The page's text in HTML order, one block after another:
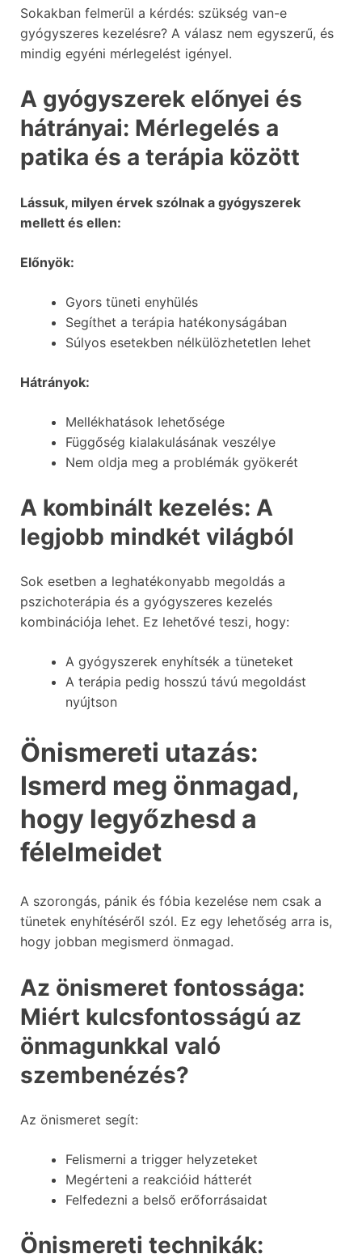
Sokakban felmerül a kérdés: szükség van-e
gyógyszeres kezelésre? A válasz nem egyszerű, és
mindig egyéni mérlegelést igényel.
A gyógyszerek előnyei és
hátrányai: Mérlegelés a
patika és a terápia között
Lássuk, milyen érvek szólnak a gyógyszerek
mellett és ellen:
Előnyök:
Gyors tüneti enyhülés
Segíthet a terápia hatékonyságában
Súlyos esetekben nélkülözhetetlen lehet
Hátrányok:
Mellékhatások lehetősége
Függőség kialakulásának veszélye
Nem oldja meg a problémák gyökerét
A kombinált kezelés: A
legjobb mindkét világból
Sok esetben a leghatékonyabb megoldás a
pszichoterápia és a gyógyszeres kezelés
kombinációja lehet. Ez lehetővé teszi, hogy:
A gyógyszerek enyhítsék a tüneteket
A terápia pedig hosszú távú megoldást
nyújtson
Önismereti utazás:
Ismerd meg önmagad,
hogy legyőzhesd a
félelmeidet
A szorongás, pánik és fóbia kezelése nem csak a
tünetek enyhítéséről szól. Ez egy lehetőség arra is,
hogy jobban megismerd önmagad.
Az önismeret fontossága:
Miért kulcsfontosságú az
önmagunkkal való
szembenézés?
Az önismeret segít:
Felismerni a trigger helyzeteket
Megérteni a reakcióid hátterét
Felfedezni a belső erőforrásaidat
Önismereti technikák: